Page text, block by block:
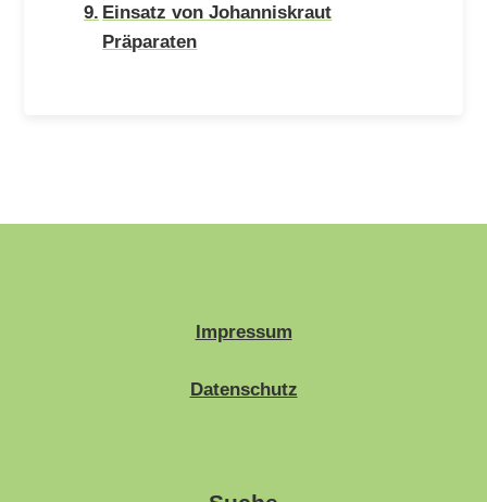
Einsatz von Johanniskraut
Präparaten
Impressum
Datenschutz